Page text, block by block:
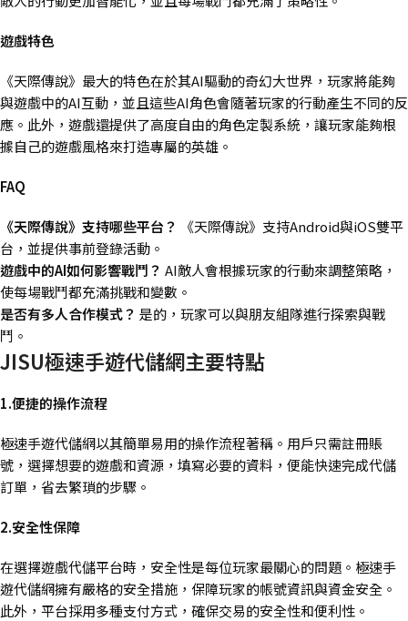
遊戲特色
《天際傳說》最大的特色在於其AI驅動的奇幻大世界，玩家將能夠
與遊戲中的AI互動，並且這些AI角色會隨著玩家的行動產生不同的反
應。此外，遊戲還提供了高度自由的角色定製系統，讓玩家能夠根
據自己的遊戲風格來打造專屬的英雄​。
FAQ
《天際傳說》支持哪些平台？
《天際傳說》支持Android與iOS雙平
台，並提供事前登錄活動。
遊戲中的AI如何影響戰鬥？ AI敵人會根據玩家的行動來調整策略，
使每場戰鬥都充滿挑戰和變數。
是否有多人合作模式？ 是的，玩家可以與朋友組隊進行探索與戰
鬥。
JISU極速手遊代儲網主要特點
1.便捷的操作流程
極速手遊代儲網以其簡單易用的操作流程著稱。用戶只需註冊賬
號，選擇想要的遊戲和資源，填寫必要的資料，便能快速完成代儲
訂單，省去繁瑣的步驟。
2.安全性保障
在選擇遊戲代儲平台時，安全性是每位玩家最關心的問題。極速手
遊代儲網擁有嚴格的安全措施，保障玩家的帳號資訊與資金安全。
此外，平台採用多種支付方式，確保交易的安全性和便利性。